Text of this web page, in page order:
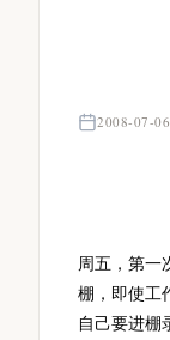
2008-07-06
周五，第一
棚，即使工
自己要进棚